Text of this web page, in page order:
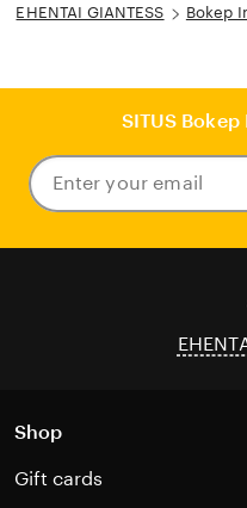
EHENTAI GIANTESS
Bokep
SITUS
Enter
your
Shop
Gift cards